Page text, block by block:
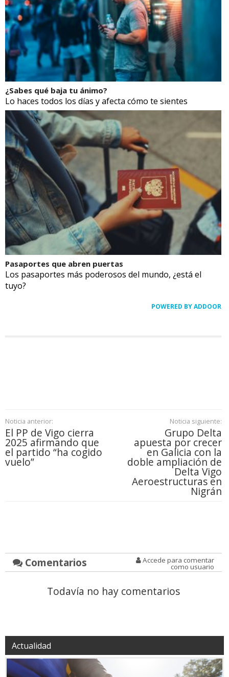
¿Sabes qué baja tu ánimo?
Lo haces todos los días y afecta cómo te sientes
Pasaportes que abren puertas
Los pasaportes más poderosos del mundo, ¿está el
tuyo?
POWERED BY ADDOOR
Noticia anterior:
El PP de Vigo cierra
2025 afirmando que
el partido “ha cogido
vuelo”
Noticia siguiente:
Grupo Delta
apuesta por crecer
en Galicia con la
doble ampliación de
Delta Vigo
Aeroestructuras en
Nigrán
Comentarios Accede para comentar
como usuario
Todavía no hay comentarios
Actualidad